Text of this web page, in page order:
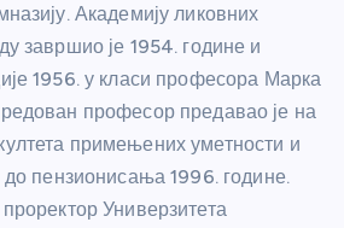
Академију ликовних
завршио је 1954. године и
1956. у класи професора Марка
професор предавао је на
примењених уметности и
до пензионисања 1996. године.
Универзитета